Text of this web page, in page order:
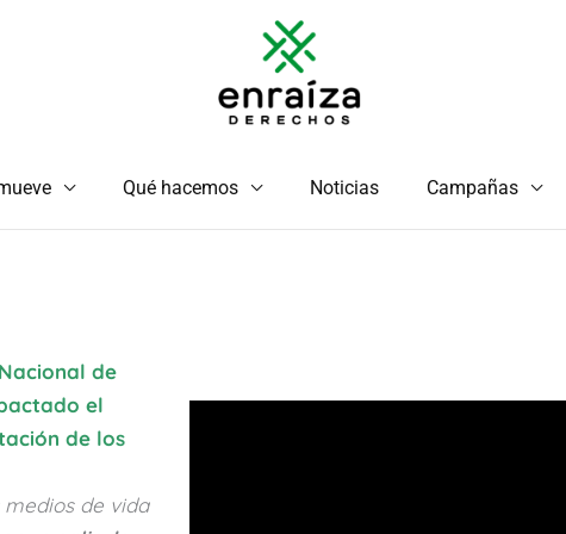
Qué hacemos Noticias Campañas
de
el
de los
de vida